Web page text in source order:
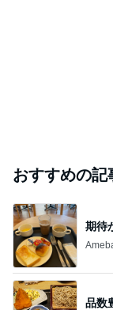
おすすめの記
期待
品数